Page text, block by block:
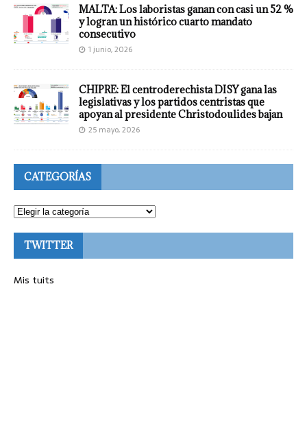
MALTA: Los laboristas ganan con casi un 52 %
y logran un histórico cuarto mandato
consecutivo
1 junio, 2026
CHIPRE: El centroderechista DISY gana las
legislativas y los partidos centristas que
apoyan al presidente Christodoulides bajan
25 mayo, 2026
CATEGORÍAS
TWITTER
Mis tuits